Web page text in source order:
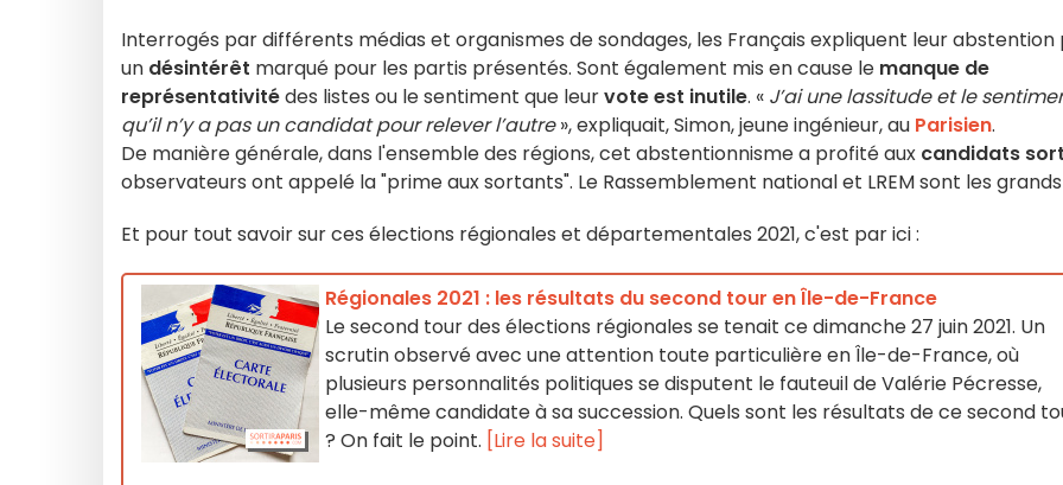
Interrogés par différents médias et organismes de sondages, les Français expliquent leur abstention
un désintérêt marqué pour les partis présentés. Sont également mis en cause le manque de
représentativitédes listes ou le sentiment que leurvote est inutile. « J’ai une lassitude et le
qu’il n’y a pas un candidat pour relever l’autre», expliquait, Simon, jeune ingénieur, au Parisien.
De manière générale, dans l'ensemble des régions, cet abstentionnisme a profité aux candidats
observateurs ont appelé la "prime aux sortants". Le Rassemblement national et LREM sont les
Et pour tout savoir sur ces élections régionales et départementales 2021, c'est par ici :
Régionales 2021 : les résultats du second tour en Île-de-France
Le second tour des élections régionales se tenait ce dimanche 27 juin 2021. Un
scrutin observé avec une attention toute particulière en Île-de-France, où
plusieurs personnalités politiques se disputent le fauteuil de Valérie Pécresse,
elle-même candidate à sa succession. Quels sont les résultats de ce second
? On fait le point. [Lire la suite]